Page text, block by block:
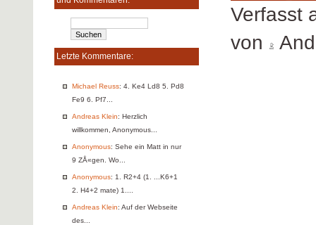
Letzte Kommentare:
Michael Reuss: 4. Ke4 Ld8 5. Pd8
Fe9 6. Pf7...
Andreas Klein: Herzlich
willkommen, Anonymous...
Anonymous: Sehe ein Matt in nur
9 ZÅ«gen. Wo...
Anonymous: 1. R2+4 (1. ...K6+1
2. H4+2 mate) 1....
Andreas Klein: Auf der Webseite
des...
Verfasst
von